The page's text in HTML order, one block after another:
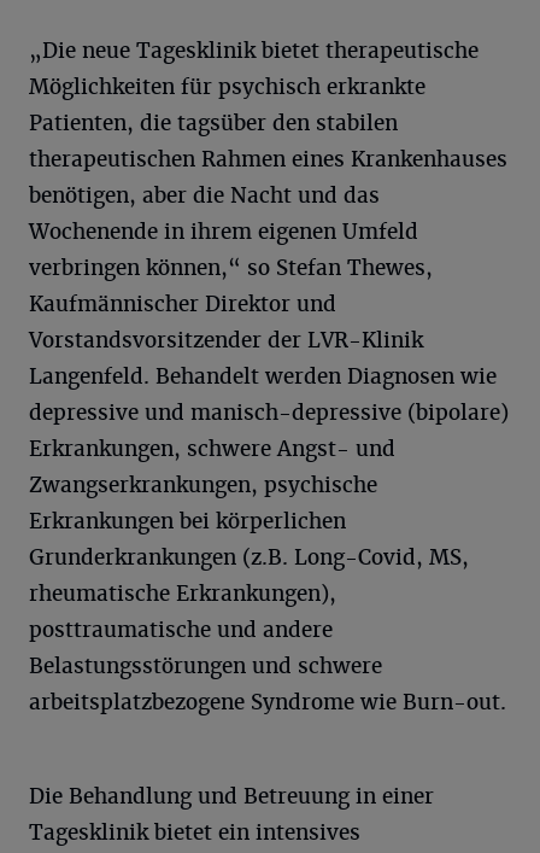
„Die neue Tagesklinik bietet therapeutische
Möglichkeiten für psychisch erkrankte
Patienten, die tagsüber den stabilen
therapeutischen Rahmen eines Krankenhauses
benötigen, aber die Nacht und das
Wochenende in ihrem eigenen Umfeld
verbringen können,“ so Stefan Thewes,
Kaufmännischer Direktor und
Vorstandsvorsitzender der LVR-Klinik
Langenfeld. Behandelt werden Diagnosen wie
depressive und manisch-depressive (bipolare)
Erkrankungen, schwere Angst- und
Zwangserkrankungen, psychische
Erkrankungen bei körperlichen
Grunderkrankungen (z.B. Long-Covid, MS,
rheumatische Erkrankungen),
posttraumatische und andere
Belastungsstörungen und schwere
arbeitsplatzbezogene Syndrome wie Burn-out.
Die Behandlung und Betreuung in einer
Tagesklinik bietet ein intensives